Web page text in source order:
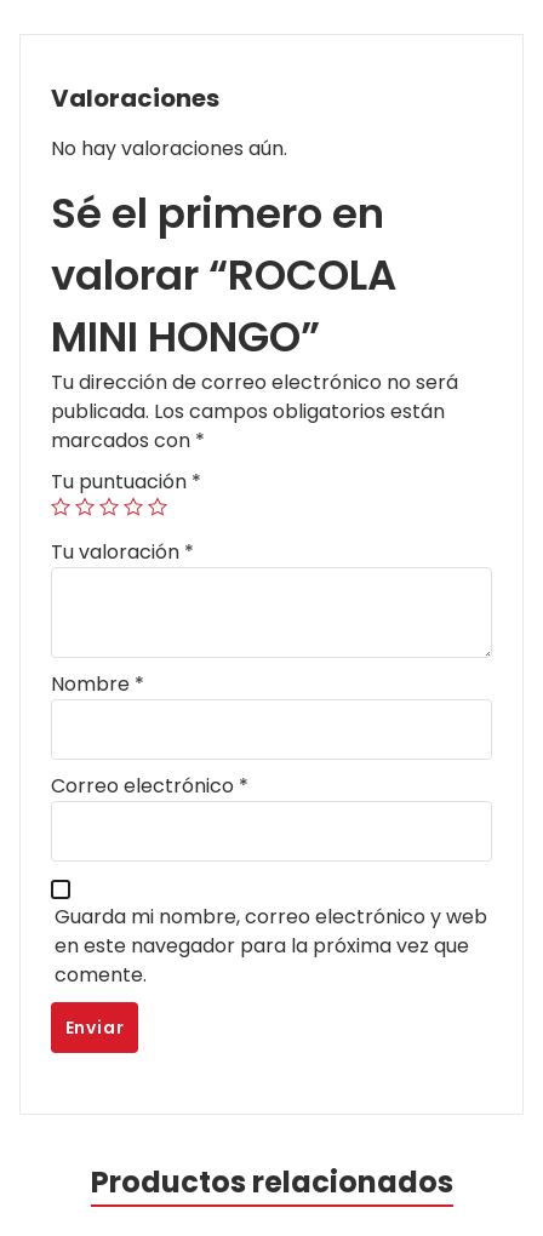
Valoraciones
No hay valoraciones aún.
Sé el primero en
valorar “ROCOLA
MINI HONGO”
Tu dirección de correo electrónico no será
publicada. Los campos obligatorios están
marcados con *
Tu puntuación *
Tu valoración *
Nombre *
Correo electrónico *
Guarda mi nombre, correo electrónico y web
en este navegador para la próxima vez que
comente.
Productos relacionados